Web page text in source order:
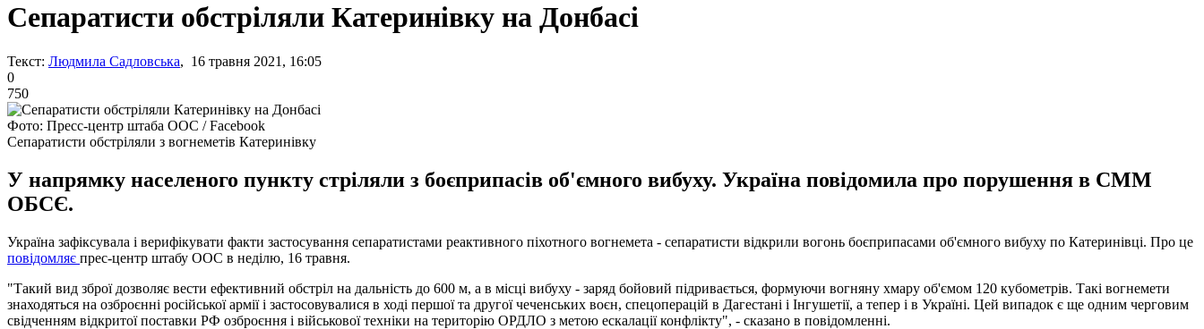
Сепаратисти обстріляли Катеринівку на Донбасі
Текст: Людмила Садловська, 16 травня 2021, 16:05
0
750
Фото: Пресс-центр штаба ООС / Facebook
Сепаратисти обстріляли з вогнеметів Катеринівку
У напрямку населеного пункту стріляли з боєприпасів об'ємного вибуху. Україна повідомила про порушення в СММ
ОБСЄ.
Україна зафіксувала і верифікувати факти застосування сепаратистами реактивного піхотного вогнемета - сепаратисти відкрили вогонь боєприпасами об'ємного вибуху по Катеринівці. Про це
повідомляє прес-центр штабу ООС в неділю, 16 травня.
"Такий вид зброї дозволяє вести ефективний обстріл на дальність до 600 м, а в місці вибуху - заряд бойовий підривається, формуючи вогняну хмару об'ємом 120 кубометрів. Такі вогнемети
знаходяться на озброєнні російської армії і застосовувалися в ході першої та другої чеченських воєн, спецоперацій в Дагестані і Інгушетії, а тепер і в Україні. Цей випадок є ще одним черговим
свідченням відкритої поставки РФ озброєння і військової техніки на територію ОРДЛО з метою ескалації конфлікту", - сказано в повідомленні.